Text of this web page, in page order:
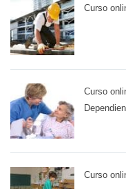
Curso
Curso
Curso